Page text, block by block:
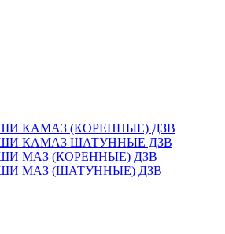
КАМАЗ (КОРЕННЫЕ) ДЗВ
КАМАЗ ШАТУННЫЕ ДЗВ
МАЗ (КОРЕННЫЕ) ДЗВ
МАЗ (ШАТУННЫЕ) ДЗВ